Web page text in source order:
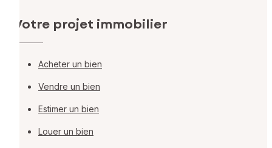
Votre projet immobilier
Acheter un bien
Vendre un bien
Estimer un bien
Louer un bien